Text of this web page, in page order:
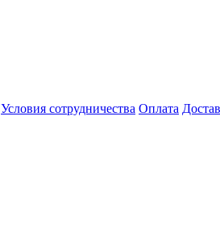
Условия сотрудничества Оплата